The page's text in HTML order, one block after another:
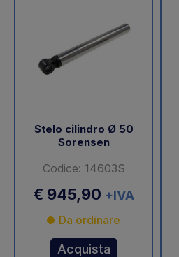
Stelo cilindro Ø 50
Sorensen
Codice: 14603S
€ 945,90 +IVA
Da ordinare
Acquista